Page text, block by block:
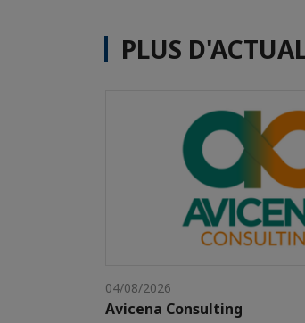
PLUS
04/08/2026
Avicena Consulting